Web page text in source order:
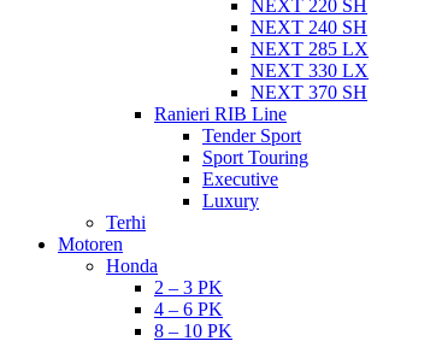
NEXT 220 SH
NEXT 240 SH
NEXT 285 LX
NEXT 330 LX
NEXT 370 SH
Ranieri RIB Line
Tender Sport
Sport Touring
Executive
Luxury
Terhi
Motoren
Honda
2 – 3 PK
4 – 6 PK
8 – 10 PK